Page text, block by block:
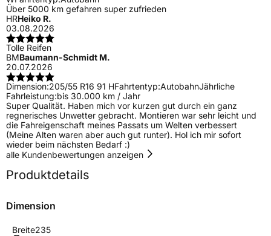
Über 5000 km gefahren super zufrieden
HRHeiko R.
03.08.2026
Tolle Reifen
BMBaumann-Schmidt M.
20.07.2026
Dimension:205/55 R16 91 HFahrtentyp:AutobahnJährliche
Fahrleistung:bis 30.000 km / Jahr
Super Qualität. Haben mich vor kurzen gut durch ein ganz
regnerisches Unwetter gebracht. Montieren war sehr leicht und
die Fahreigenschaft meines Passats um Welten verbessert
(Meine Alten waren aber auch gut runter). Hol ich mir sofort
wieder beim nächsten Bedarf :)
alle Kundenbewertungen anzeigen
Produktdetails
Dimension
Breite235